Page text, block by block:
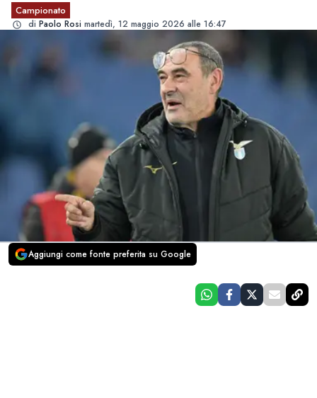
Campionato
di Paolo Rosi martedì, 12 maggio 2026 alle 16:47
Aggiungi come fonte preferita su Google